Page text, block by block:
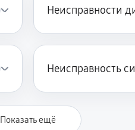
Неисправности
Неисправность
Показать ещё